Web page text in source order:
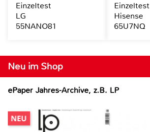
Neu im Shop
ePaper Jahres-Archive, z.B. LP
Einzeltest
LG
55NANO81
Einzeltest
Hisense
65U7NQ